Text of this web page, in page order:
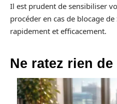
Il est prudent de sensibiliser
procéder en cas de blocage
rapidement et efficacement.
Ne ratez rien